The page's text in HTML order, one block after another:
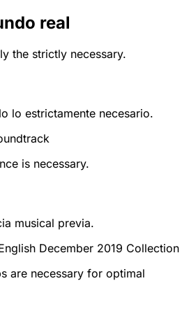
real
the strictly necessary.
lo estrictamente necesario.
is necessary.
musical previa.
December 2019 Collection
are necessary for optimal